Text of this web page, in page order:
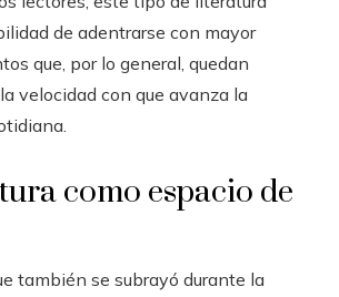
de adentrarse con mayor
que, por lo general, quedan
velocidad con que avanza la
como espacio de
también se subrayó durante la